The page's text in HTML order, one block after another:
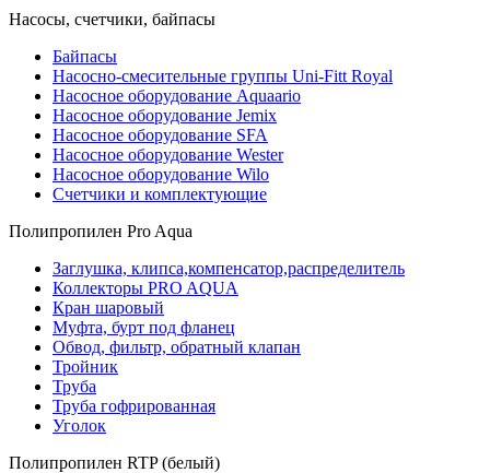
Насосы, счетчики, байпасы
Байпасы
Насосно-смесительные группы Uni-Fitt Royal
Насосное оборудование Aquaario
Насосное оборудование Jemix
Насосное оборудование SFA
Насосное оборудование Wester
Насосное оборудование Wilo
Счетчики и комплектующие
Полипропилен Pro Aqua
Заглушка, клипса,компенсатор,распределитель
Коллекторы PRO AQUA
Кран шаровый
Муфта, бурт под фланец
Обвод, фильтр, обратный клапан
Тройник
Труба
Труба гофрированная
Уголок
Полипропилен RTP (белый)